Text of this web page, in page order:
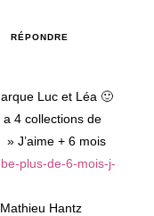
RÉPONDRE
Luc et Léa 🙂
4 collections de
J’aime + 6 mois
plus-de-6-mois-j-
Hantz